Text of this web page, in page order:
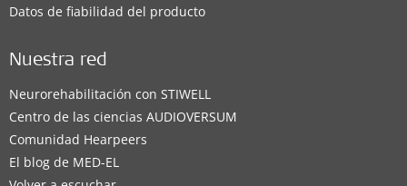
Datos de fiabilidad del producto
Nuestra red
Neurorehabilitación con STIWELL
Centro de las ciencias AUDIOVERSUM
Comunidad Hearpeers
El blog de MED-EL